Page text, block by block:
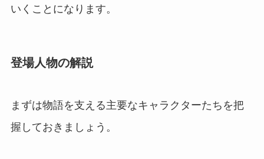
いくことになります。
登場人物の解説
まずは物語を支える主要なキャラクターたちを把
握しておきましょう。